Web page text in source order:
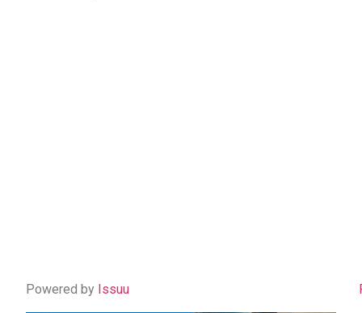
Powered by Issuu